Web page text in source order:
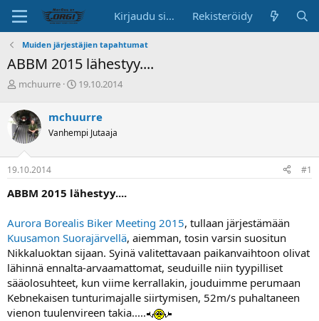
Kirjaudu sisään Rekisteröidy
Muiden järjestäjien tapahtumat
ABBM 2015 lähestyy....
K
s
k
u
s
t
e
u
a
l
o
t
t
a
j
mchuurre
A
i
t
s
i
ä
19.10.2014
mchuurre
Vanhempi Jutaaja
19.10.2014 #1
ABBM 2015 lähestyy....
Aurora Borealis Biker Meeting 2015, tullaan järjestämään
Kuusamon Suorajärvellä, aiemman, tosin varsin suositun
Nikkaluoktan sijaan. Syinä valitettavaan paikanvaihtoon olivat
lähinnä ennalta-arvaamattomat, seuduille niin tyypilliset
sääolosuhteet, kun viime kerrallakin, jouduimme perumaan
Kebnekaisen tunturimajalle siirtymisen, 52m/s puhaltaneen
vienon tuulenvireen takia.....